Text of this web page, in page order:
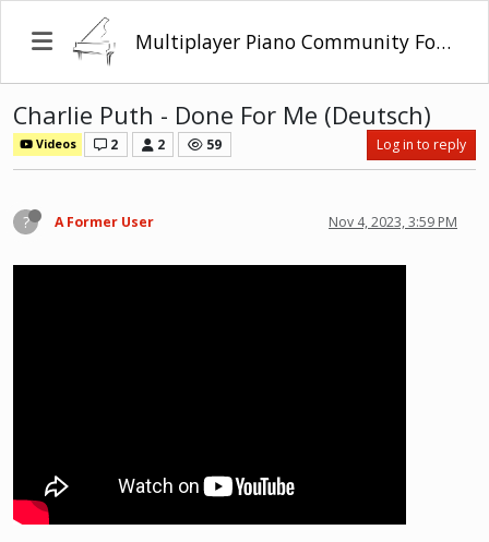
Multiplayer Piano Community Forum
Charlie Puth - Done For Me (Deutsch)
Videos 2 2 59 Log in to reply
? A Former User Nov 4, 2023, 3:59 PM